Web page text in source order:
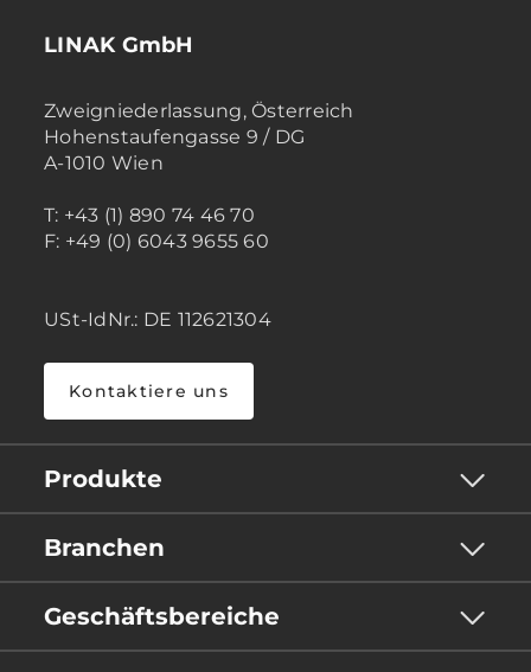
LINAK GmbH
Zweigniederlassung, Österreich
Hohenstaufengasse 9 / DG
A-1010 Wien
T: +43 (1) 890 74 46 70
F: +49 (0) 6043 9655 60
USt-IdNr.: DE 112621304
Kontaktiere uns
Produkte
Branchen
Geschäftsbereiche